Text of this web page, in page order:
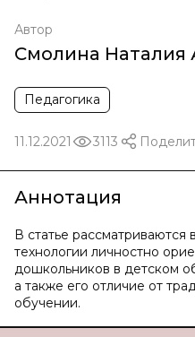
Автор
Смолина Наталия
Педагогика
11.12.2021 3113
Аннотация
В статье рассматриваются
технологии личностно
дошкольников в детском
а также его отличие от
обучении.